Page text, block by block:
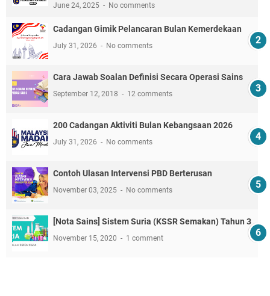
June 24, 2025 No comments
Cadangan Gimik Pelancaran Bulan Kemerdekaan
July 31, 2026 No comments
Cara Jawab Soalan Definisi Secara Operasi Sains
September 12, 2018 12 comments
200 Cadangan Aktiviti Bulan Kebangsaan 2026
July 31, 2026 No comments
Contoh Ulasan Intervensi PBD Berterusan
November 03, 2025 No comments
[Nota Sains] Sistem Suria (KSSR Semakan) Tahun 3
November 15, 2020 1 comment